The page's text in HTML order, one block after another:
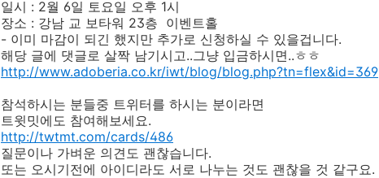
일시 : 2월 6일 토요일 오후 1시
장소 : 강남 교 보타워 23층 이벤트홀
- 이미 마감이 되긴 했지만 추가로 신청하실 수 있을겁니다.
해당 글에 댓글로 살짝 남기시고..그냥 입금하시면..ㅎㅎ
http://www.adoberia.co.kr/iwt/blog/blog.php?tn=flex&id=369
참석하시는 분들중 트위터를 하시는 분이라면
트윗밋에도 참여해보세요.
http://twtmt.com/cards/486
질문이나 가벼운 의견도 괜찮습니다.
또는 오시기전에 아이디라도 서로 나누는 것도 괜찮을 것 같구요.